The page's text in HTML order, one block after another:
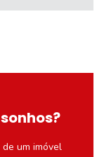
um imóvel